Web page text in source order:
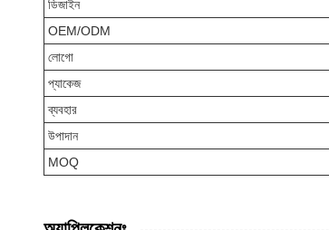
ডিজাইন
OEM/ODM
লোগো
প্যাকেজ
ব্যবহার
উপাদান
MOQ